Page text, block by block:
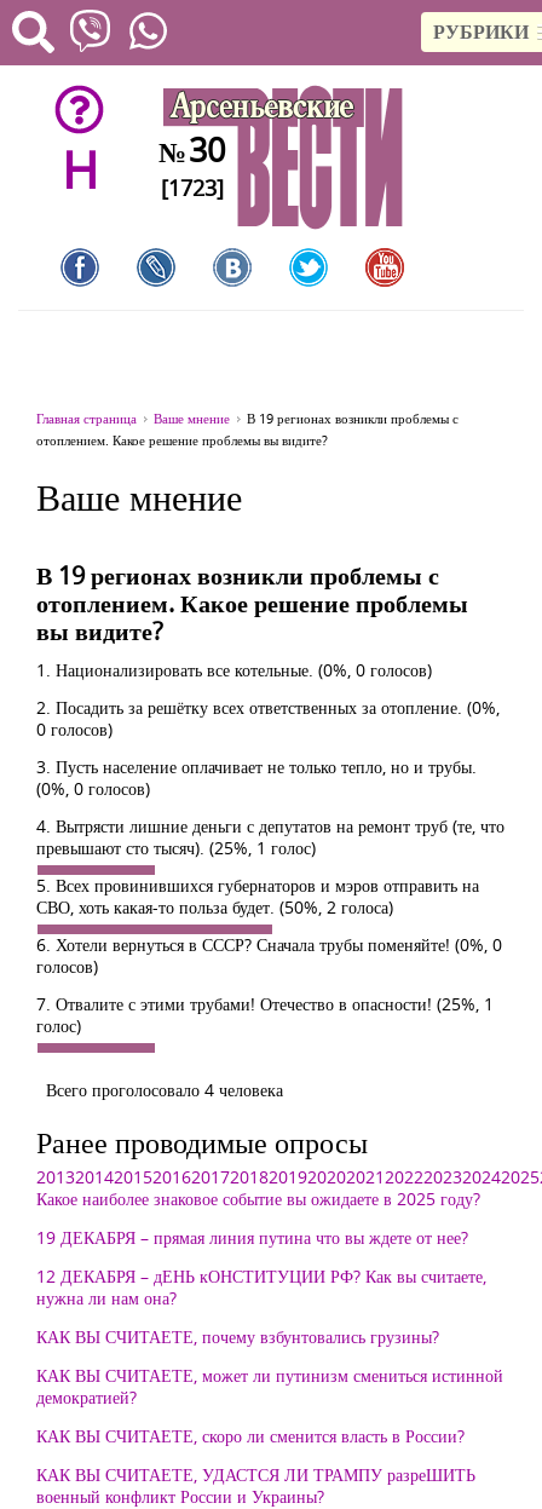
РУБРИКИ
H №30
[1723]
Главная страница Ваше мнение
В 19 регионах возникли проблемы с
отоплением. Какое решение проблемы вы видите?
Ваше мнение
В 19 регионах возникли проблемы с
отоплением. Какое решение проблемы
вы видите?
1. Национализировать все котельные. (0%, 0 голосов)
2. Посадить за решётку всех ответственных за отопление. (0%,
0 голосов)
3. Пусть население оплачивает не только тепло, но и трубы.
(0%, 0 голосов)
4. Вытрясти лишние деньги с депутатов на ремонт труб (те, что
превышают сто тысяч). (25%, 1 голос)
5. Всех провинившихся губернаторов и мэров отправить на
СВО, хоть какая-то польза будет. (50%, 2 голоса)
6. Хотели вернуться в СССР? Сначала трубы поменяйте! (0%, 0
голосов)
7. Отвалите с этими трубами! Отечество в опасности! (25%, 1
голос)
Всего проголосовало 4 человека
Ранее проводимые опросы
2013201420152016201720182019202020212022202320242025
Какое наиболее знаковое событие вы ожидаете в 2025 году?
19 ДЕКАБРЯ – прямая линия путина что вы ждете от нее?
12 ДЕКАБРЯ – дЕНЬ кОНСТИТУЦИИ РФ? Как вы считаете,
нужна ли нам она?
КАК ВЫ СЧИТАЕТЕ, почему взбунтовались грузины?
КАК ВЫ СЧИТАЕТЕ, может ли путинизм смениться истинной
демократией?
КАК ВЫ СЧИТАЕТЕ, скоро ли сменится власть в России?
КАК ВЫ СЧИТАЕТЕ, УДАСТСЯ ЛИ ТРАМПУ разреШИТЬ
военный конфликт России и Украины?